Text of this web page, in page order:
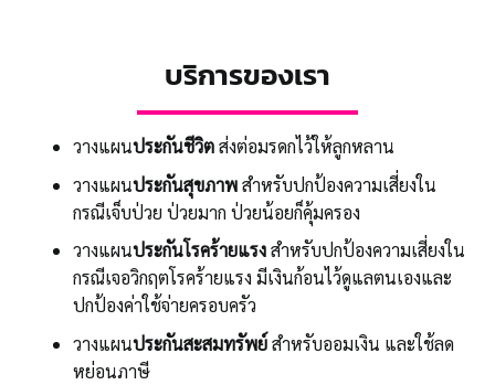
บริการของเรา
วางแผนประกันชีวิตส่งต่อมรดกไว้ให้ลูกหลาน
วางแผนประกันสุขภาพสำหรับปกป้องความเสี่ยงใน
กรณีเจ็บป่วย ป่วยมาก ป่วยน้อยก็คุ้มครอง
วางแผนประกันโรคร้ายแรงสำหรับปกป้องความเสี่ยงใน
กรณีเจอวิกฤตโรคร้ายแรง มีเงินก้อนไว้ดูแลตนเองและ
ปกป้องค่าใช้จ่ายครอบครัว
วางแผนประกันสะสมทรัพย์สำหรับออมเงิน และใช้ลด
หย่อนภาษี